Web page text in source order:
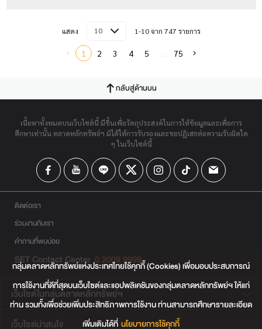
แสดง 10 1-10 จาก 747 รายการ
1 2 3 4 5 75
กลับสู่ด้านบน
เนื้อหาทั้งหมดบนเว็บไซต์นี้ มีขึ้นเพื่อวัตถุประสงค์ในการให้ข้อมูลและเพื่อการ
ศึกษาเท่านั้น ตลาดหลักทรัพย์ฯ มิได้ให้การรับรองและขอปฏิเสธต่อความรับผิดใด
ๆ ในเว็บไซต์นี้
ติดต่อเรา
ร่วมงานกับเรา
คำถามที่พบบ่อย
SET Contact Center 0 2009 9999
เว็บไซต์ในกลุ่มตลาดหลักทรัพย์ฯ
เว็บไซต์น่าสนใจ
กลุ่มตลาดหลักทรัพย์แห่งประเทศไทยใช้คุกกี้ (Cookies) เพื่อมอบประสบการณ์
การใช้งานที่ดีที่สุดบนเว็บไซต์และแอปพลิเคชันของกลุ่มตลาดหลักทรัพย์ฯ ให้แก่
ท่าน รวมทั้งเพื่อช่วยเพิ่มประสิทธิภาพการใช้งาน ท่านสามารถศึกษารายละเอียด
เพิ่มเติมได้ที่ นโยบายการใช้คุกกี้